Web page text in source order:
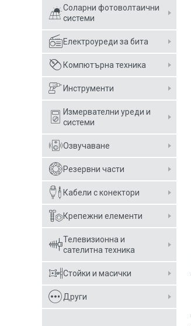
Соларни фотоволтаични
системи
Електроуреди за бита
Компютърна техника
Инструменти
Измервателни уреди и
системи
Озвучаване
Резервни части
Кабели с конектори
Крепежни елементи
Телевизионна и
сателитна техника
Стойки и масички
Други